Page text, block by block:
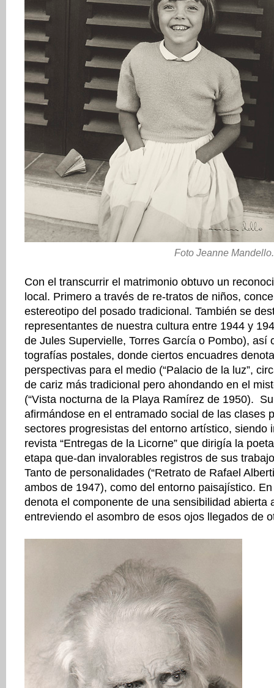
Foto Jeanne Mandello.
Con el transcurrir el matrimonio obtuvo un
local. Primero a través de re-tratos de niños,
estereotipo del posado tradicional. También se
representantes de nuestra cultura entre 1944 y
de Jules Supervielle, Torres García o Pombo), así
tografías postales, donde ciertos encuadres
perspectivas para el medio (“Palacio de la luz”,
de cariz más tradicional pero ahondando en el
(“Vista nocturna de la Playa Ramírez de 1950).
afirmándose en el entramado social de las clases
sectores progresistas del entorno artístico, siendo
revista “Entregas de la Licorne” que dirigía la
etapa que-dan invalorables registros de sus
Tanto de personalidades (“Retrato de Rafael
ambos de 1947), como del entorno paisajístico.
denota el componente de una sensibilidad abierta
entreviendo el asombro de esos ojos llegados de